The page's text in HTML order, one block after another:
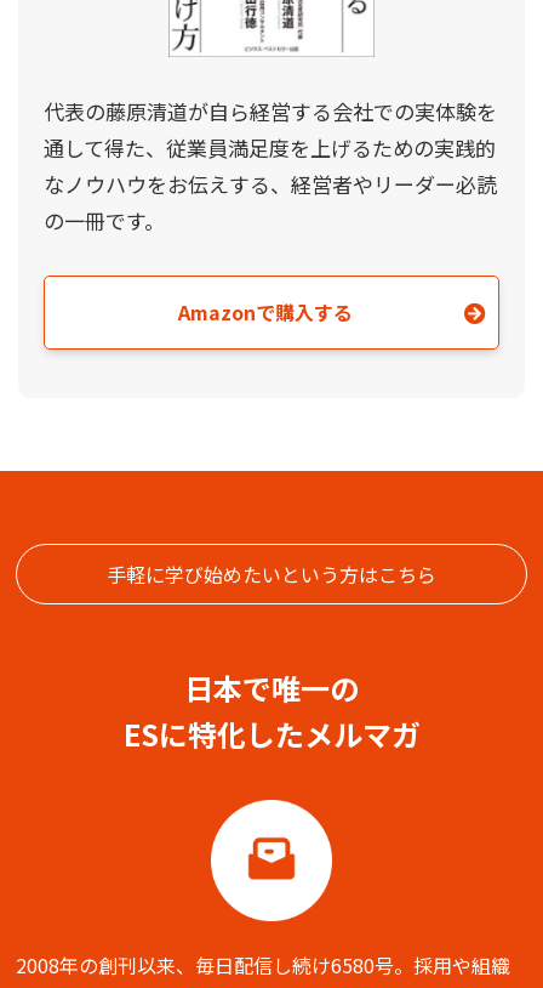
代表の藤原清道が自ら経営する会社での実体験を
通して得た、従業員満足度を上げるための実践的
なノウハウをお伝えする、経営者やリーダー必読
の一冊です。
Amazonで購入する
手軽に学び始めたいという方はこちら
日本で唯一の
ESに特化したメルマガ
2008年の創刊以来、毎日配信し続け6580号。採用や組織